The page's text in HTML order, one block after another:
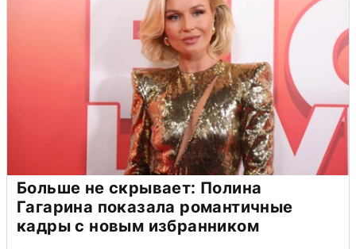
Больше не скрывает: Полина
Гагарина показала романтичные
кадры с новым избранником